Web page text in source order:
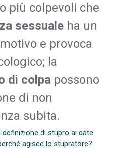
più colpevoli che
sessuale ha un
e provoca
la
di colpa possono
di non
subita.
definizione di stupro ai date
agisce lo stupratore?